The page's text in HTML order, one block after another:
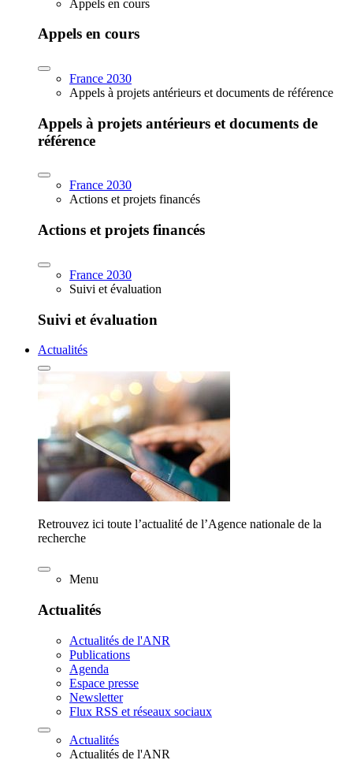
Appels en cours
Appels en cours
France 2030
Appels à projets antérieurs et documents de référence
Appels à projets antérieurs et documents de
référence
France 2030
Actions et projets financés
Actions et projets financés
France 2030
Suivi et évaluation
Suivi et évaluation
Actualités
Retrouvez ici toute l’actualité de l’Agence nationale de la
recherche
Menu
Actualités
Actualités de l'ANR
Publications
Agenda
Espace presse
Newsletter
Flux RSS et réseaux sociaux
Actualités
Actualités de l'ANR